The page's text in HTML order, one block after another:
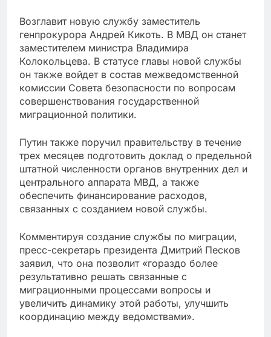
Возглавит новую службу заместитель
генпрокурора Андрей Кикоть. В МВД он станет
заместителем министра Владимира
Колокольцева. В статусе главы новой службы
он также войдет в состав межведомственной
комиссии Совета безопасности по вопросам
совершенствования государственной
миграционной политики.
Путин также поручил правительству в течение
трех месяцев подготовить доклад о предельной
штатной численности органов внутренних дел и
центрального аппарата МВД, а также
обеспечить финансирование расходов,
связанных с созданием новой службы.
Комментируя создание службы по миграции,
пресс-секретарь президента Дмитрий Песков
заявил, что она позволит «гораздо более
результативно решать связанные с
миграционными процессами вопросы и
увеличить динамику этой работы, улучшить
координацию между ведомствами».